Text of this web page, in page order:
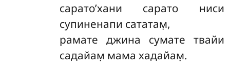
сарато’хани сарато ниси
супиненапи сататам̣,
рамате джина сумате твайи
садайам̣ мама хадайам̣.